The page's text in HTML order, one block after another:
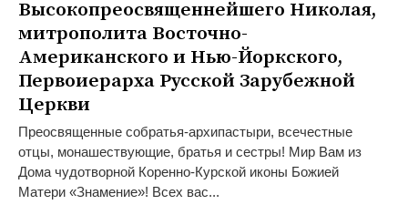
Высокопреосвященнейшего Николая,
митрополита Восточно-
Американского и Нью-Йоркского,
Первоиерарха Русской Зарубежной
Церкви
Преосвященные собратья-архипастыри, всечестные
отцы, монашествующие, братья и сестры! Мир Вам из
Дома чудотворной Коренно-Курской иконы Божией
Матери «Знамение»! Всех вас...